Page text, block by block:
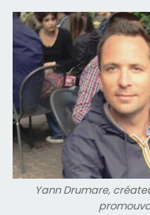
Yann Drumare,